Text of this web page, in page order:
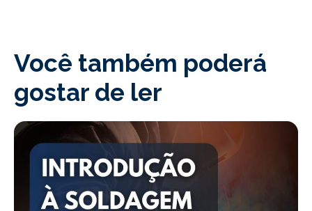
Você também poderá
gostar de ler